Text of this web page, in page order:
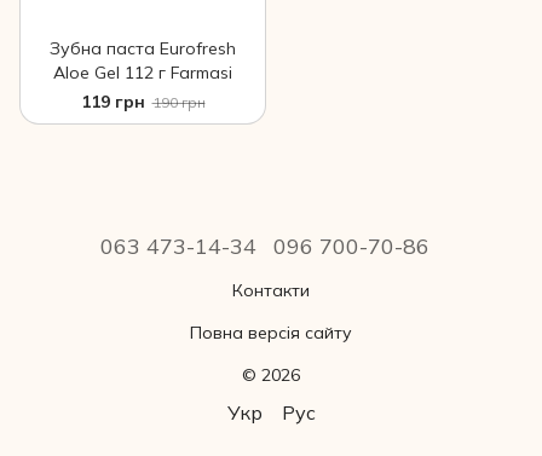
Зубна паста Eurofresh
Aloe Gel 112 г Farmasi
119 грн 190 грн
063 473-14-34 096 700-70-86
Контакти
Повна версія сайту
© 2026
Укр Рус